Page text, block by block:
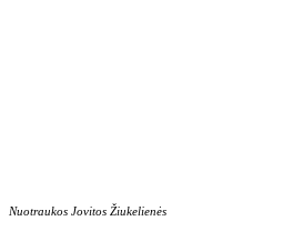
Nuotraukos Jovitos Žiukelienės